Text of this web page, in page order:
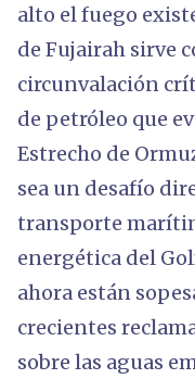
alto el fuego
de Fujairah sirve
circunvalación
de petróleo que
Estrecho de
sea un desafío
transporte
energética del
ahora están
crecientes
sobre las aguas